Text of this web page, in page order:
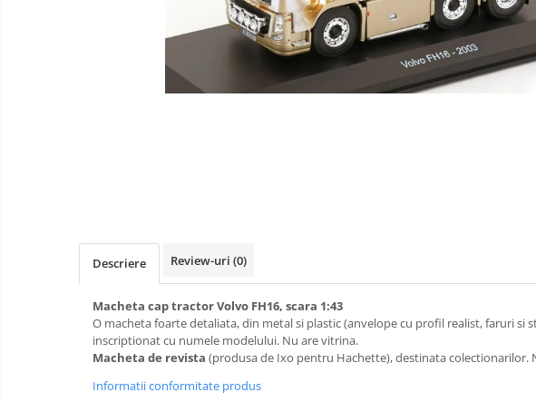
militare
Machete
autoturisme
motociclete
Descriere Review-uri (0)
Macheta cap tractor Volvo FH16, scara 1:43
O macheta foarte detaliata, din metal si plastic (anvelope cu profil realist, faruri
inscriptionat cu numele modelului. Nu are vitrina.
Macheta de revista (produsa de Ixo pentru Hachette), destinata colectionarilor.
Informatii conformitate produs